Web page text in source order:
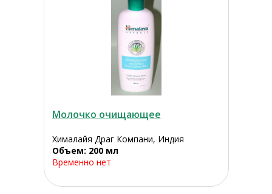
Молочко очищающее
Хималайя Драг Компани, Индия
Объем: 200 мл
Временно нет